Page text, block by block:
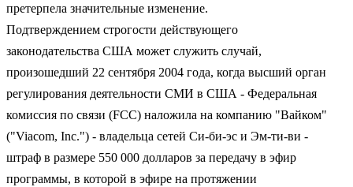
претерпела значительные изменение.
Подтверждением строгости действующего
законодательства США может служить случай,
произошедший 22 сентября 2004 года, когда высший орган
регулирования деятельности СМИ в США - Федеральная
комиссия по связи (FCC) наложила на компанию "Вайком"
("Viacom, Inc.") - владельца сетей Си-би-эс и Эм-ти-ви -
штраф в размере 550 000 долларов за передачу в эфир
программы, в которой в эфире на протяжении